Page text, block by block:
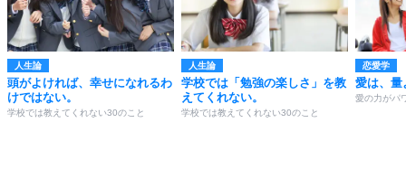
人生論
頭がよければ、幸せになれるわ
けではない。
学校では教えてくれない30のこと
人生論
学校では「勉強の楽しさ」を教
えてくれない。
学校では教えてくれない30のこと
恋愛学
愛は、量
愛の力がパ